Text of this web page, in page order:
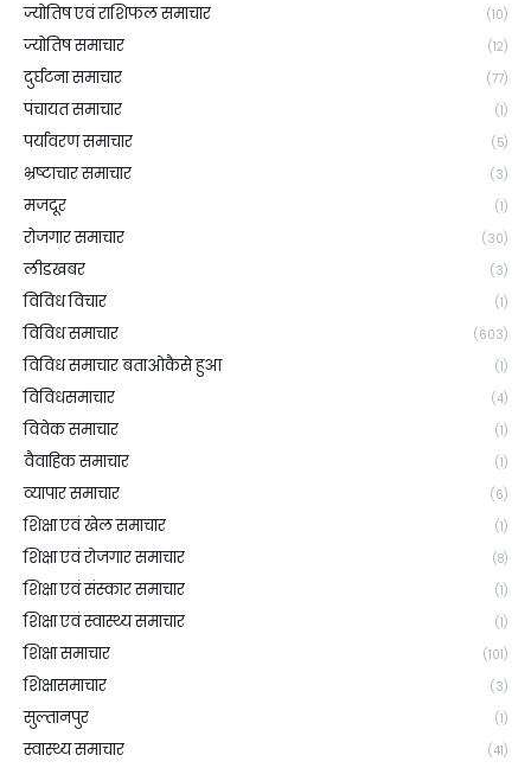
ज्योतिष एवं राशिफल समाचार (10)
ज्योतिष समाचार (12)
दुर्घटना समाचार (77)
पंचायत समाचार (1)
पर्यावरण समाचार (5)
भ्रष्टाचार समाचार (3)
मजदूर (1)
रोजगार समाचार (30)
लीडखबर (3)
विविध विचार (1)
विविध समाचार (603)
विविध समाचार बताओकैसे हुआ (1)
विविधसमाचार (4)
विवेक समाचार (1)
वैवाहिक समाचार (1)
व्यापार समाचार (6)
शिक्षा एवं खेल समाचार (1)
शिक्षा एवं रोजगार समाचार (8)
शिक्षा एवं संस्कार समाचार (1)
शिक्षा एवं स्वास्थ्य समाचार (1)
शिक्षा समाचार (101)
शिक्षासमाचार (3)
सुल्तानपुर (1)
स्वास्थ्य समाचार (41)